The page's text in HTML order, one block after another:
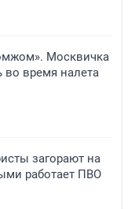
Москвичка
во время налета
загорают на
работает ПВО